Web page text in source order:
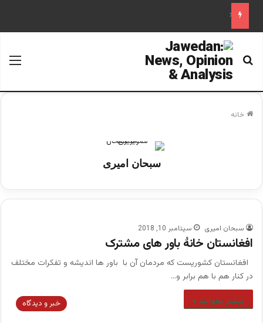
قابل توجه آقایان احمد مسعود و قیوم ملنک
جستجو برای
خانه
سبحان امیری
سبحان امیری سپتامبر 10, 2018
افغانستان خانۀ باور های مشترک
افغانستان کشوریست که مردمان آن با باور ها اندیشه و تفکرات مختلف
در کنار هم با هم برابر و…
بیشتر بخوانید » خبر و دیدگاه